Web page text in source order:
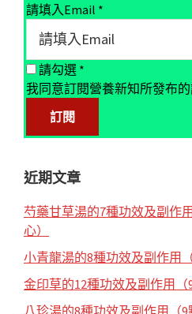
請填入Email *
請勾選 *
我同意訂閱營養新知所發布
近期文章
芍藥甘草湯的7種功效及副作
心）
小青龍湯的8種功效及副作用
金印草的12種功效及副作用（
八珍湯的8種功效及副作用（9